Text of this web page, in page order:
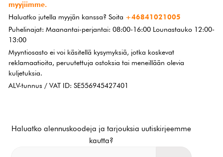
myyjiimme.
Haluatko jutella myyjän kanssa? Soita +46841021005
Puhelinajat: Maanantai-perjantai: 08:00-16:00 Lounastauko 12:00-
13:00
Myyntiosasto ei voi käsitellä kysymyksiä, jotka koskevat
reklamaatioita, peruutettuja ostoksia tai meneillään olevia
kuljetuksia.
ALV-tunnus / VAT ID: SE556945427401
Haluatko alennuskoodeja ja tarjouksia uutiskirjeemme
kautta?